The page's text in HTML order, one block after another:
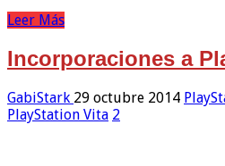
Leer Más
Incorporaciones a
GabiStark 29 octubre 2014
PlayStation Vita 2